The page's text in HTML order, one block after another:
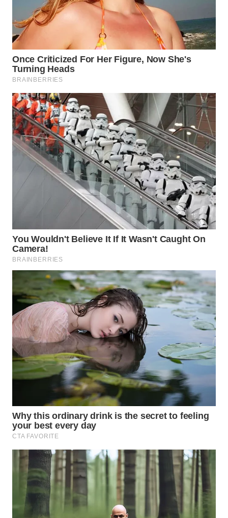
WN
KALTARA
WN
KALSEL
KALTIM
WN
SULSEL
WN
GORONTALO
WN
MALUKU
WN
MALUT
WN
DAIRI
WN
DANAU
TOBA
NIAS
WN
LANGKAT
WN
TAPANULI
SELATAN